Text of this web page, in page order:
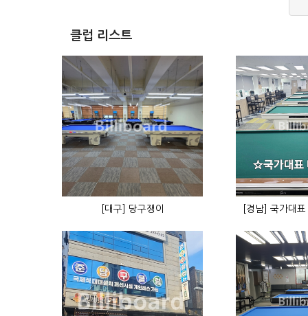
클럽 리스트
[대구] 당구쟁이 [경남] 국가대표